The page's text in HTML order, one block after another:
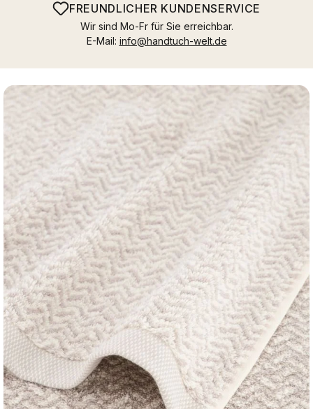
FREUNDLICHER KUNDENSERVICE
Wir sind Mo-Fr für Sie erreichbar.
E-Mail: info@handtuch-welt.de